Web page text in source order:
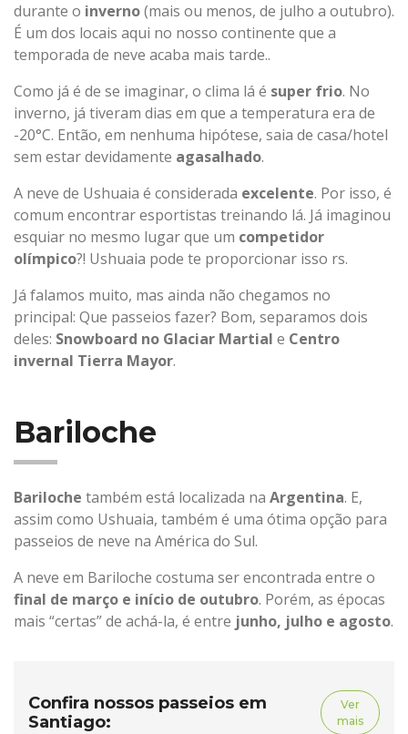
durante o inverno(mais ou menos, de julho a outubro).
É um dos locais aqui no nosso continente que a
temporada de neve acaba mais tarde..
Como já é de se imaginar, o clima lá é super frio. No
inverno, já tiveram dias em que a temperatura era de
-20°C. Então, em nenhuma hipótese, saia de casa/hotel
sem estar devidamente agasalhado.
A neve de Ushuaia é considerada excelente. Por isso, é
comum encontrar esportistas treinando lá. Já imaginou
esquiar no mesmo lugar que um competidor
olímpico?! Ushuaia pode te proporcionar isso rs.
Já falamos muito, mas ainda não chegamos no
principal: Que passeios fazer? Bom, separamos dois
deles: Snowboard no Glaciar Martial e Centro
invernal Tierra Mayor.
Bariloche
Bariloche também está localizada na Argentina. E,
assim como Ushuaia, também é uma ótima opção para
passeios de neve na América do Sul.
A neve em Bariloche costuma ser encontrada entre o
final de março e início de outubro. Porém, as épocas
mais “certas” de achá-la, é entre junho, julho e agosto.
Confira nossos passeios em
Santiago:
Ver
mais